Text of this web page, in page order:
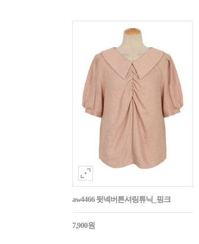
aw4466 뒷넥버튼셔링튜닉_핑크
7,900원